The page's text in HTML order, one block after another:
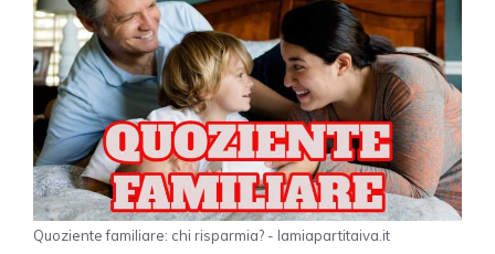
Quoziente familiare: chi risparmia? - lamiapartitaiva.it